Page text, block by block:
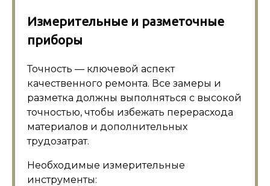
Измерительные и разметочные
приборы
Точность — ключевой аспект
качественного ремонта. Все замеры и
разметка должны выполняться с высокой
точностью, чтобы избежать перерасхода
материалов и дополнительных
трудозатрат.
Необходимые измерительные
инструменты: